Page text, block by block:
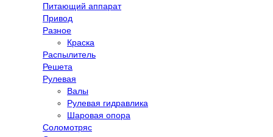
Питающий аппарат
Привод
Разное
Краска
Распылитель
Решета
Рулевая
Валы
Рулевая гидравлика
Шаровая опора
Соломотряс